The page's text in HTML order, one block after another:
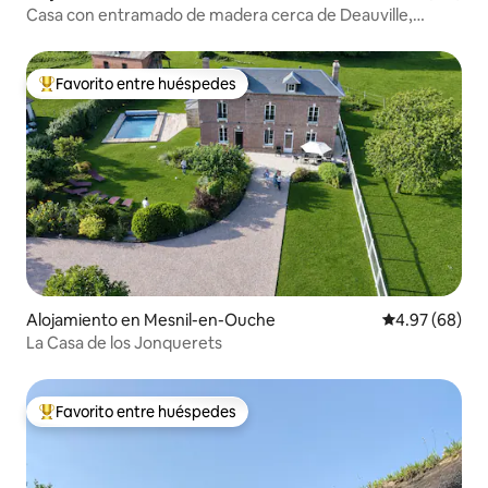
Casa con entramado de madera cerca de Deauville,
Favorito entre huéspedes preferido
Favorito entre huéspedes
Alojamiento en Mesnil-en-Ouche Calificación
4.97 (68)
La Casa de los Jonquerets
Favorito entre huéspedes preferido
Favorito entre huéspedes